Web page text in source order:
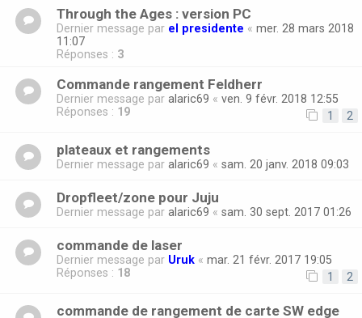
Through the Ages : version PC
Dernier message par el presidente « mer. 28 mars 2018
11:07
Réponses : 3
Commande rangement Feldherr
Dernier message par alaric69 « ven. 9 févr. 2018 12:55
Réponses : 19 1 2
plateaux et rangements
Dernier message par alaric69 « sam. 20 janv. 2018 09:03
Dropfleet/zone pour Juju
Dernier message par alaric69 « sam. 30 sept. 2017 01:26
commande de laser
Dernier message par Uruk « mar. 21 févr. 2017 19:05
Réponses : 18 1 2
commande de rangement de carte SW edge